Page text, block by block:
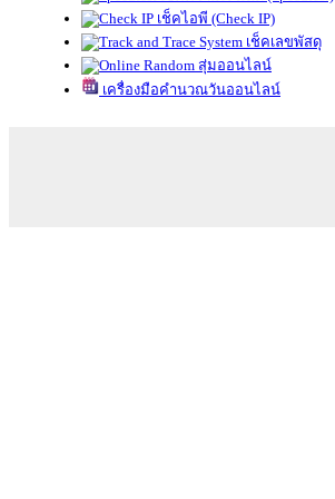
เช็คไอพี (Check IP)
เช็คเลขพัสดุ
สุ่มออนไลน์
เครื่องมือคำนวณวันออนไลน์